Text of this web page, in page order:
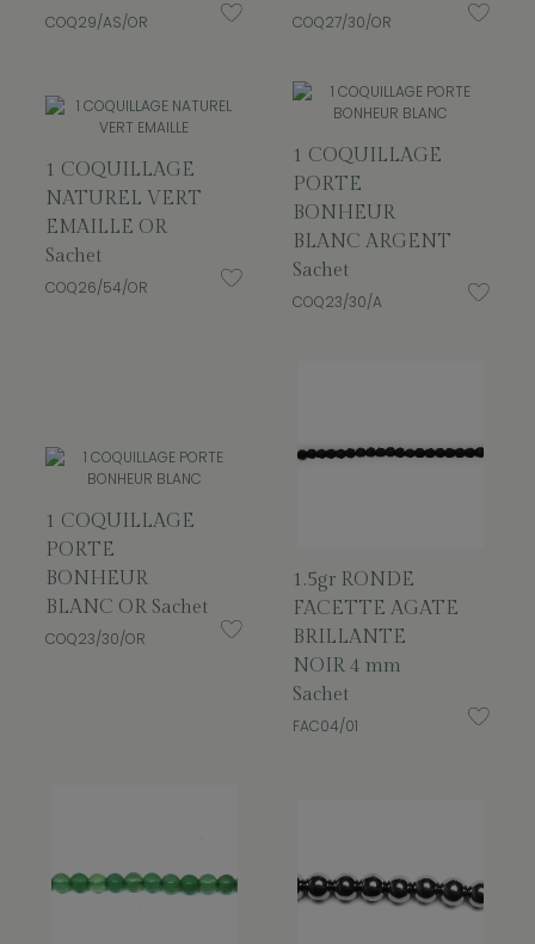
COQ29/AS/OR COQ27/30/OR
1 COQUILLAGE
NATUREL VERT
EMAILLE OR
Sachet
COQ26/54/OR
1 COQUILLAGE
PORTE
BONHEUR
BLANC ARGENT
Sachet
COQ23/30/A
1 COQUILLAGE
PORTE
BONHEUR
BLANC OR Sachet
COQ23/30/OR
1.5gr RONDE
FACETTE AGATE
BRILLANTE
NOIR 4 mm
Sachet
FAC04/01